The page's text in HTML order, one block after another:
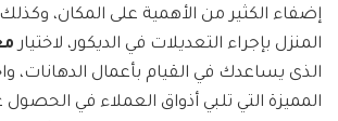
إضفاء الكثير من الأهمية على المكان، وكذلك
المنزل بإجراء التعديلات في الديكور، لاختيار
الذى يساعدك في القيام بأعمال الدهانات،
المميزة التي تلبي أذواق العملاء في